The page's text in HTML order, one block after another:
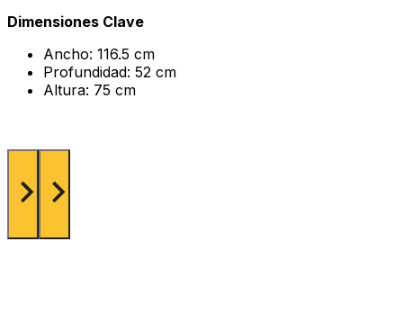
Dimensiones Clave
Ancho: 116.5 cm
Profundidad: 52 cm
Altura: 75 cm